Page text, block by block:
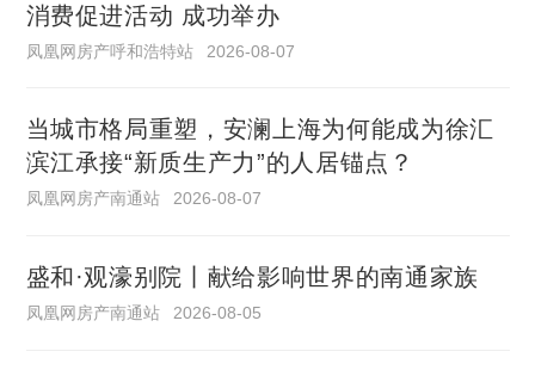
消费促进活动 成功举办
凤凰网房产呼和浩特站 2026-08-07
当城市格局重塑，安澜上海为何能成为徐汇
滨江承接“新质生产力”的人居锚点？
凤凰网房产南通站 2026-08-07
盛和·观濠别院丨献给影响世界的南通家族
凤凰网房产南通站 2026-08-05